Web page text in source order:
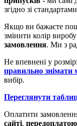
згідно зі
Якщо ви бажаєте
змінити колір
замовлення. Ми з
Не впевнені у
правильно знімати
вибір.
Переглянути
Оплатити
сайті,